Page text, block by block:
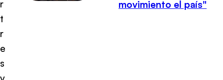
r
t
r
e
s
movimiento el país"